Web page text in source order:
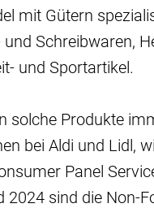
mit Gütern
Schreibwaren,
und Sportartikel.
solche Produkte
bei Aldi und Lidl,
Panel
2024 sind die Non-